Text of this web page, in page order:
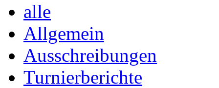
alle
Allgemein
Ausschreibungen
Turnierberichte